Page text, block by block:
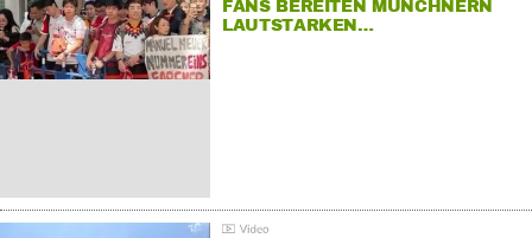
FANS BEREITEN MÜNCHNERN
LAUTSTARKEN…